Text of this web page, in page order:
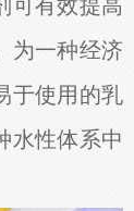
可有效提高
为一种经济
于使用的乳
水性体系中